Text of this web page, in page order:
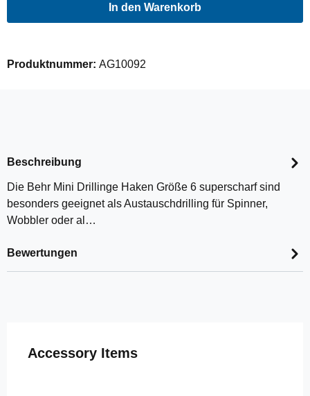
In den Warenkorb
Produktnummer: AG10092
Beschreibung
Die Behr Mini Drillinge Haken Größe 6 superscharf sind
besonders geeignet als Austauschdrilling für Spinner,
Wobbler oder al…
Bewertungen
Produktgalerie überspringen
Accessory Items